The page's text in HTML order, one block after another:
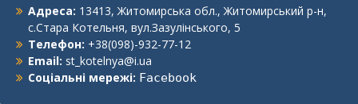
Адреса: 13413, Житомирська обл., Житомирський р-н,
с.Стара Котельня, вул.Зазулінського, 5
Телефон: +38(098)-932-77-12
Email: st_kotelnya@i.ua
Соціальні мережі: Facebook